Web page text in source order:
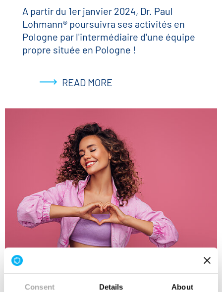
Consent Details About
A partir du 1er janvier 2024, Dr. Paul
Lohmann® poursuivra ses activités en
Pologne par l'intermédiaire d'une équipe
propre située en Pologne !
READ MORE
Dr. Paul Lohmann® Cosmetic Grade